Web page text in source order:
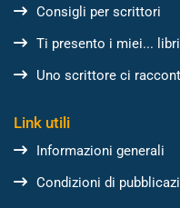
Consigli per scrittori
Ti presento i miei... libri
Uno scrittore ci
Link utili
Informazioni generali
Condizioni di